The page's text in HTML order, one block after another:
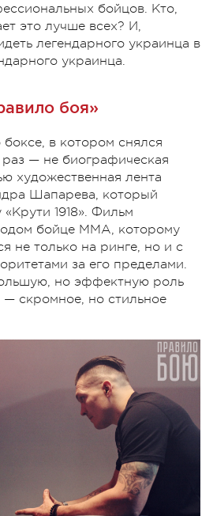
бойцов. Кто,
это лучше всех? И,
легендарного украинца в
украинца.
боя»
в котором снялся
— не биографическая
художественная лента
Шапарева, который
1918». Фильм
бойце ММА, которому
не только на ринге, но и с
за его пределами.
но эффектную роль
— скромное, но стильное